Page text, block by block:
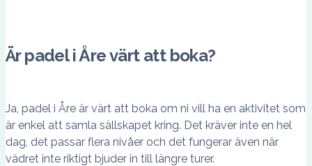
Är padel i Åre värt att boka?
Ja, padel i Åre är värt att boka om ni vill ha en aktivitet som
är enkel att samla sällskapet kring. Det kräver inte en hel
dag, det passar flera nivåer och det fungerar även när
vädret inte riktigt bjuder in till längre turer.